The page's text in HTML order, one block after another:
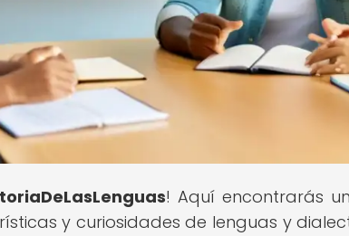
! Aquí encontrarás
y curiosidades de lenguas y